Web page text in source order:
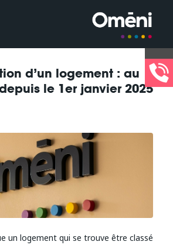
d’un logement : au
le 1er janvier 2025
un logement qui se trouve être classé